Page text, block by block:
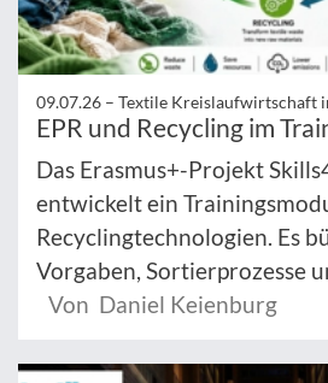
09.07.26 – Textile Kreislaufwirtschaft
EPR und Recycling im
Das Erasmus+-Projekt
entwickelt ein
Recyclingtechnologien. Es
Vorgaben, Sortierprozesse
Von Daniel Keienburg